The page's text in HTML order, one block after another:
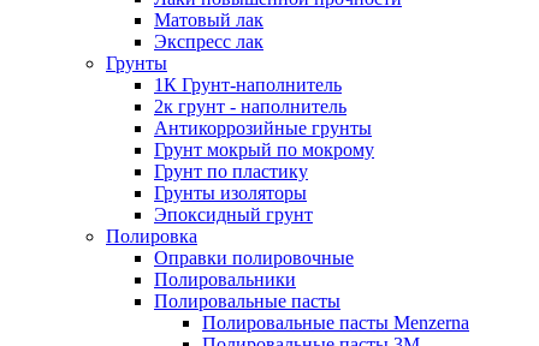
Матовый лак
Экспресс лак
Грунты
1К Грунт-наполнитель
2к грунт - наполнитель
Антикоррозийные грунты
Грунт мокрый по мокрому
Грунт по пластику
Грунты изоляторы
Эпоксидный грунт
Полировка
Оправки полировочные
Полировальники
Полировальные пасты
Полировальные пасты Menzerna